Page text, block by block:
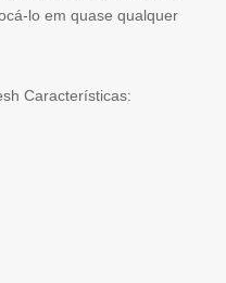
lo em quase qualquer
Características: